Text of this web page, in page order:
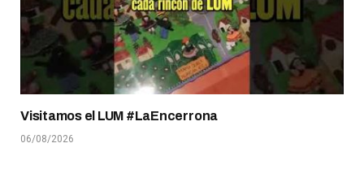
Visitamos el LUM #LaEncerrona
06/08/2026